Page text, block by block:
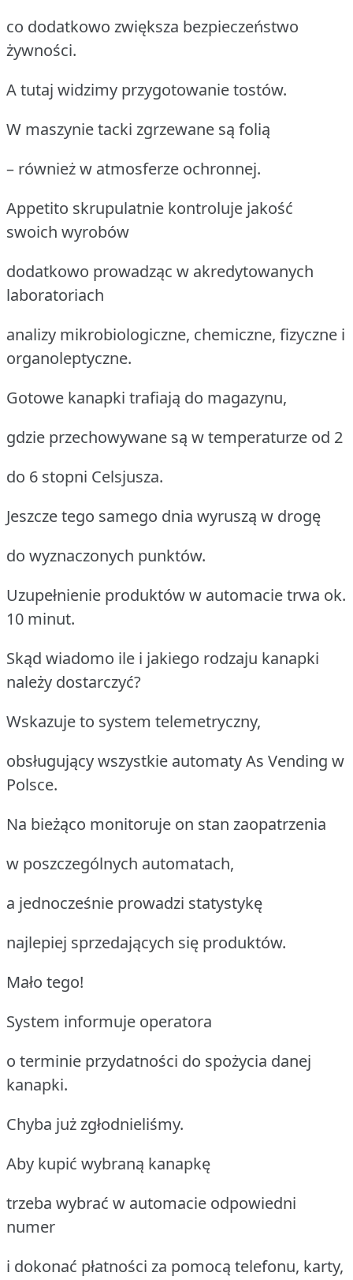
co dodatkowo zwiększa bezpieczeństwo
żywności.
A tutaj widzimy przygotowanie tostów.
W maszynie tacki zgrzewane są folią
– również w atmosferze ochronnej.
Appetito skrupulatnie kontroluje jakość
swoich wyrobów
dodatkowo prowadząc w akredytowanych
laboratoriach
analizy mikrobiologiczne, chemiczne, fizyczne i
organoleptyczne.
Gotowe kanapki trafiają do magazynu,
gdzie przechowywane są w temperaturze od 2
do 6 stopni Celsjusza.
Jeszcze tego samego dnia wyruszą w drogę
do wyznaczonych punktów.
Uzupełnienie produktów w automacie trwa ok.
10 minut.
Skąd wiadomo ile i jakiego rodzaju kanapki
należy dostarczyć?
Wskazuje to system telemetryczny,
obsługujący wszystkie automaty As Vending w
Polsce.
Na bieżąco monitoruje on stan zaopatrzenia
w poszczególnych automatach,
a jednocześnie prowadzi statystykę
najlepiej sprzedających się produktów.
Mało tego!
System informuje operatora
o terminie przydatności do spożycia danej
kanapki.
Chyba już zgłodnieliśmy.
Aby kupić wybraną kanapkę
trzeba wybrać w automacie odpowiedni
numer
i dokonać płatności za pomocą telefonu, karty,